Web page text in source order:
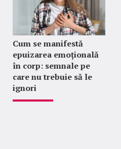
Cum se manifestă
epuizarea emoțională
în corp: semnale pe
care nu trebuie să le
ignori